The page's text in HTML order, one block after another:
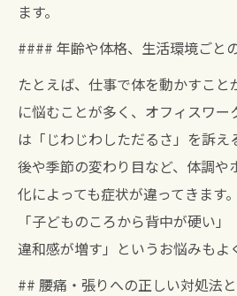
ます。
#### 年齢や体格、生活環境ごと
たとえば、仕事で体を動かすこと
に悩むことが多く、オフィスワー
は「じわじわしただるさ」を訴え
後や季節の変わり目など、体調や
化によっても症状が違ってきます
「子どものころから背中が硬い
違和感が増す」というお悩みもよ
## 腰痛・張りへの正しい対処法